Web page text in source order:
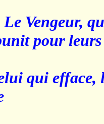
Le Vengeur,
pour leurs
qui